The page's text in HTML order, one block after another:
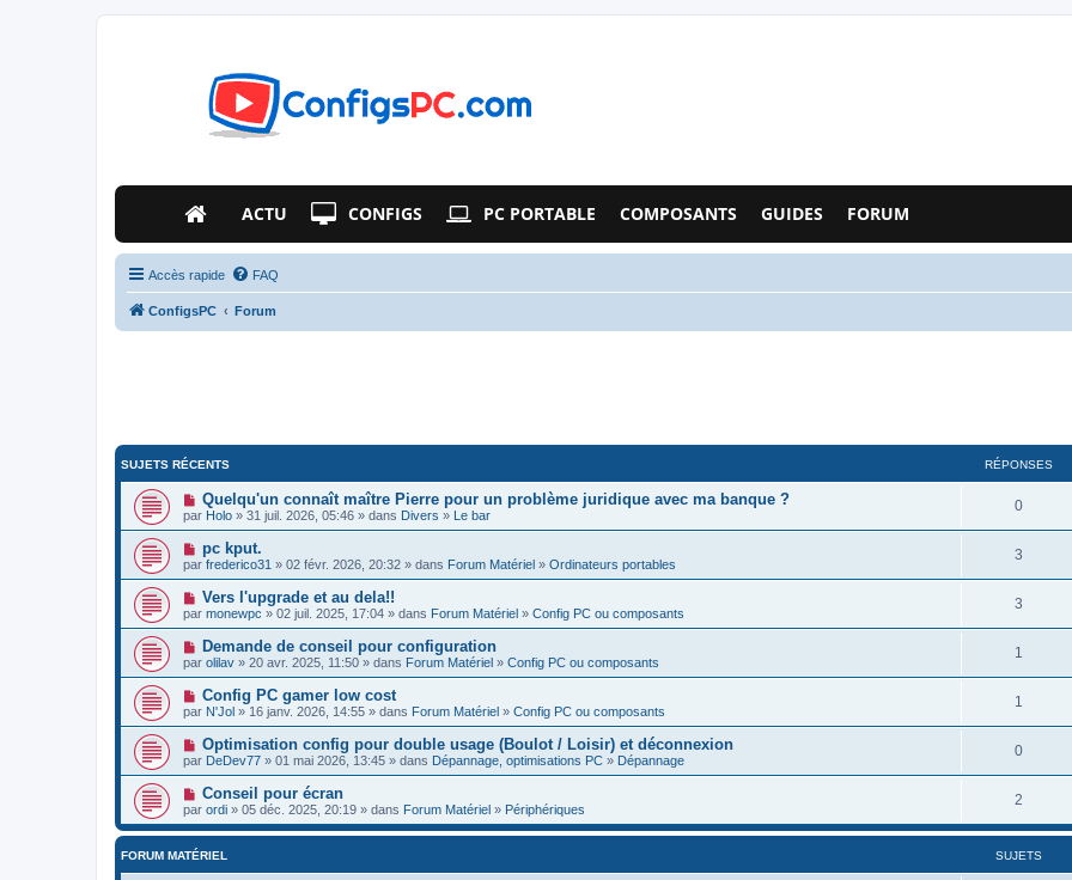
ACTU CONFIGS PC PORTABLE COMPOSANTS GUIDES FORUM
Accès rapide FAQ
ConfigsPC Forum
SUJETS RÉCENTS RÉPONSES
Quelqu'un connaît maître Pierre pour un problème juridique avec ma banque ?
par Holo » 31 juil. 2026, 05:46 » dans Divers » Le bar
0
pc kput.
par frederico31 » 02 févr. 2026, 20:32 » dans Forum Matériel » Ordinateurs portables
3
Vers l'upgrade et au dela!!
par monewpc » 02 juil. 2025, 17:04 » dans Forum Matériel » Config PC ou composants
3
Demande de conseil pour configuration
par olilav » 20 avr. 2025, 11:50 » dans Forum Matériel » Config PC ou composants
1
Config PC gamer low cost
par N'Jol » 16 janv. 2026, 14:55 » dans Forum Matériel » Config PC ou composants
1
Optimisation config pour double usage (Boulot / Loisir) et déconnexion
par DeDev77 » 01 mai 2026, 13:45 » dans Dépannage, optimisations PC » Dépannage
0
Conseil pour écran
par ordi » 05 déc. 2025, 20:19 » dans Forum Matériel » Périphériques
2
FORUM MATÉRIEL SUJETS